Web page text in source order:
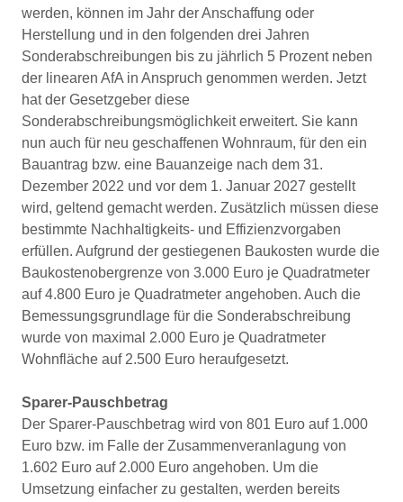
werden, können im Jahr der Anschaffung oder
Herstellung und in den folgenden drei Jahren
Sonderabschreibungen bis zu jährlich 5 Prozent neben
der linearen AfA in Anspruch genommen werden. Jetzt
hat der Gesetzgeber diese
Sonderabschreibungsmöglichkeit erweitert. Sie kann
nun auch für neu geschaffenen Wohnraum, für den ein
Bauantrag bzw. eine Bauanzeige nach dem 31.
Dezember 2022 und vor dem 1. Januar 2027 gestellt
wird, geltend gemacht werden. Zusätzlich müssen diese
bestimmte Nachhaltigkeits- und Effizienzvorgaben
erfüllen. Aufgrund der gestiegenen Baukosten wurde die
Baukostenobergrenze von 3.000 Euro je Quadratmeter
auf 4.800 Euro je Quadratmeter angehoben. Auch die
Bemessungsgrundlage für die Sonderabschreibung
wurde von maximal 2.000 Euro je Quadratmeter
Wohnfläche auf 2.500 Euro heraufgesetzt.
Sparer-Pauschbetrag
Der Sparer-Pauschbetrag wird von 801 Euro auf 1.000
Euro bzw. im Falle der Zusammenveranlagung von
1.602 Euro auf 2.000 Euro angehoben. Um die
Umsetzung einfacher zu gestalten, werden bereits